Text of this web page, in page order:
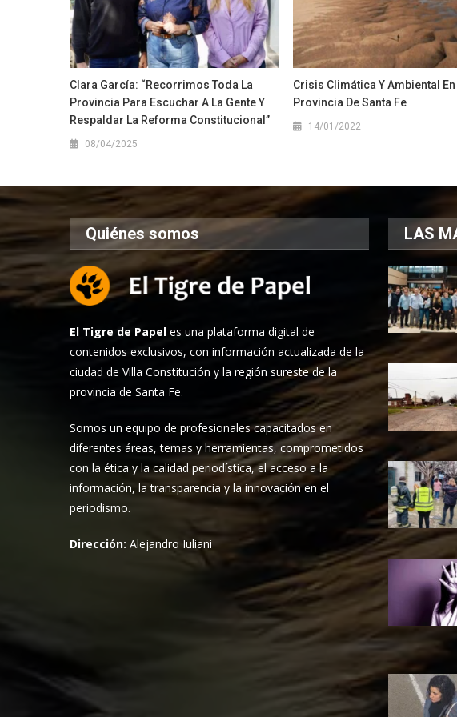
Clara García: “Recorrimos Toda La
Provincia Para Escuchar A La Gente Y
Respaldar La Reforma Constitucional”
08/04/2025
Crisis Climática Y Ambiental En
Provincia De Santa Fe
14/01/2022
Quiénes somos
El Tigre de Papel es una plataforma digital de
contenidos exclusivos, con información actualizada de la
ciudad de Villa Constitución y la región sureste de la
provincia de Santa Fe.
Somos un equipo de profesionales capacitados en
diferentes áreas, temas y herramientas, comprometidos
con la ética y la calidad periodística, el acceso a la
información, la transparencia y la innovación en el
periodismo.
Dirección:Alejandro Iuliani
LAS